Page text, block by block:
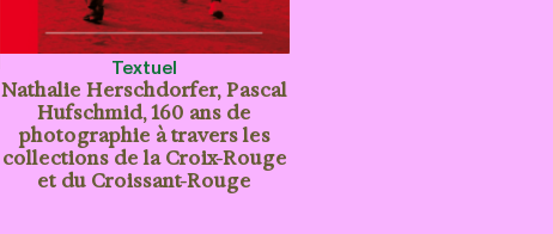
Textuel
Nathalie Herschdorfer, Pascal
Hufschmid, 160 ans de
photographie à travers les
collections de la Croix-Rouge
et du Croissant-Rouge